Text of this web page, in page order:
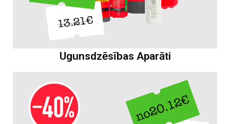
Ugunsdzēsības Aparāti